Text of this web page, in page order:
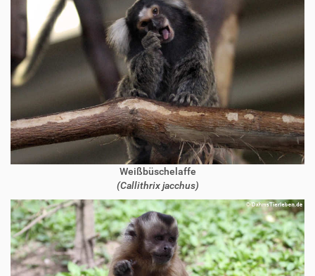
Weißbüschelaffe
(Callithrix jacchus)